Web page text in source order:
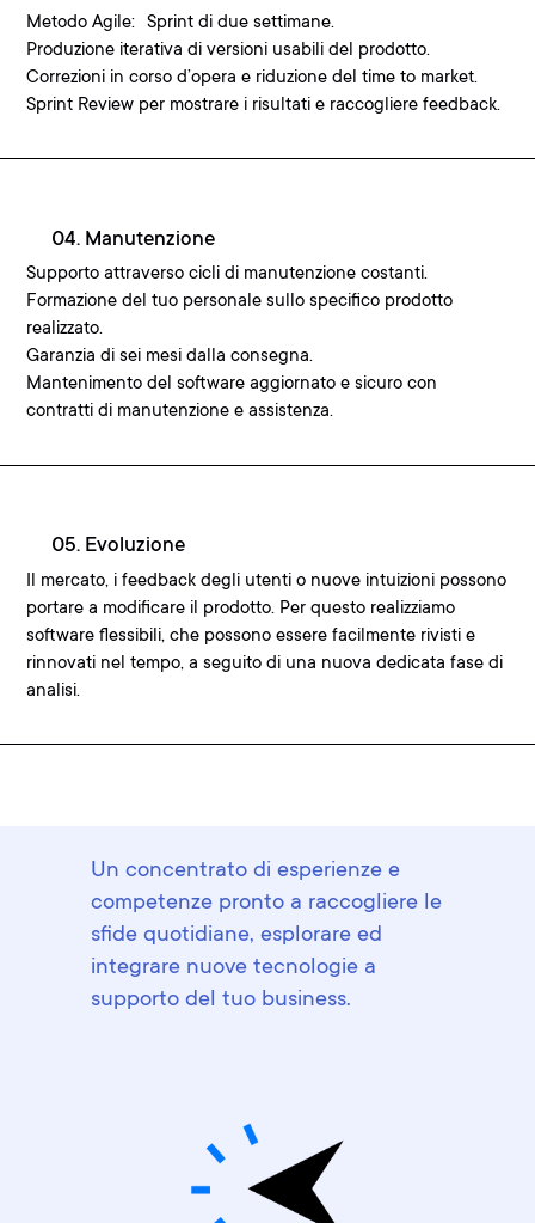
Metodo Agile: Sprint di due settimane.
Produzione iterativa di versioni usabili del prodotto.
Correzioni in corso d’opera e riduzione del time to market.
Sprint Review per mostrare i risultati e raccogliere feedback.
04. Manutenzione
Supporto attraverso cicli di manutenzione costanti.
Formazione del tuo personale sullo specifico prodotto
realizzato.
Garanzia di sei mesi dalla consegna.
Mantenimento del software aggiornato e sicuro con
contratti di manutenzione e assistenza.
05. Evoluzione
Il mercato, i feedback degli utenti o nuove intuizioni possono
portare a modificare il prodotto. Per questo realizziamo
software flessibili, che possono essere facilmente rivisti e
rinnovati nel tempo, a seguito di una nuova dedicata fase di
analisi.
Un concentrato di esperienze e
competenze pronto a raccogliere le
sfide quotidiane, esplorare ed
integrare nuove tecnologie a
supporto del tuo business.